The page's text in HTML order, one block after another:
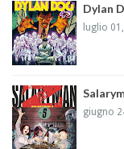
Dylan
luglio
giugno